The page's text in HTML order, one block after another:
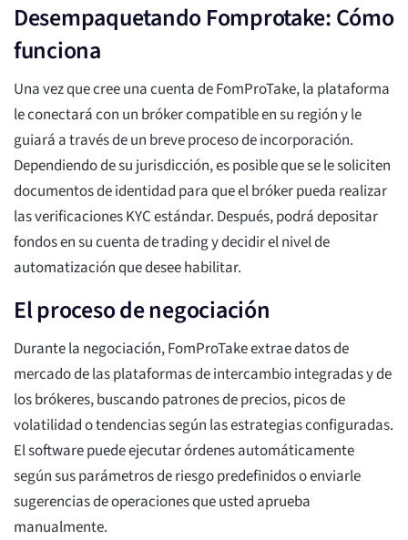
Desempaquetando Fomprotake: Cómo
funciona
Una vez que cree una cuenta de FomProTake, la plataforma
le conectará con un bróker compatible en su región y le
guiará a través de un breve proceso de incorporación.
Dependiendo de su jurisdicción, es posible que se le soliciten
documentos de identidad para que el bróker pueda realizar
las verificaciones KYC estándar. Después, podrá depositar
fondos en su cuenta de trading y decidir el nivel de
automatización que desee habilitar.
El proceso de negociación
Durante la negociación, FomProTake extrae datos de
mercado de las plataformas de intercambio integradas y de
los brókeres, buscando patrones de precios, picos de
volatilidad o tendencias según las estrategias configuradas.
El software puede ejecutar órdenes automáticamente
según sus parámetros de riesgo predefinidos o enviarle
sugerencias de operaciones que usted aprueba
manualmente.